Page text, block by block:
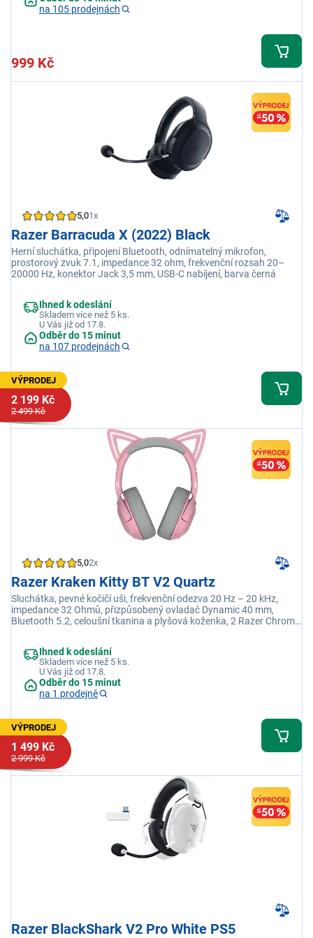
na 105 prodejnách
999 Kč
5,01x
Razer Barracuda X (2022) Black
Herní sluchátka, připojení Bluetooth, odnímatelný mikrofon,
prostorový zvuk 7.1, impedance 32 ohm, frekvenční rozsah 20–
20000 Hz, konektor Jack 3,5 mm, USB-C nabíjení, barva černá
Ihned k odeslání
Skladem více než 5 ks.
U Vás již od 17.8.
Odběr do 15 minut
na 107 prodejnách
VÝPRODEJ
2 199 Kč
2 499 Kč
5,02x
Razer Kraken Kitty BT V2 Quartz
Sluchátka, pevné kočičí uši, frekvenční odezva 20 Hz – 20 kHz,
impedance 32 Ohmů, přizpůsobený ovladač Dynamic 40 mm,
Bluetooth 5.2, celoušní tkanina a plyšová koženka, 2 Razer Chroma
Ihned k odeslání
Skladem více než 5 ks.
U Vás již od 17.8.
Odběr do 15 minut
na 1 prodejně
VÝPRODEJ
1 499 Kč
2 999 Kč
Razer BlackShark V2 Pro White PS5